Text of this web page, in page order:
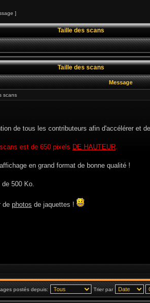
]
Taille des scans
Taille des scans
Message
scans
de tous les contributeurs afin d'accélérer et
est de 650 pixels DE HAUTEUR.
en grand format de bonne qualité !
500 Ko.
de photos de jaquettes !
postés depuis: Trier par